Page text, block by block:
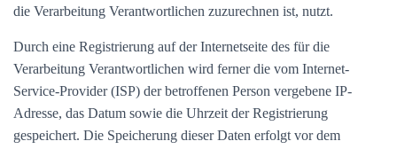
die Verarbeitung Verantwortlichen zuzurechnen ist, nutzt.
Durch eine Registrierung auf der Internetseite des für die
Verarbeitung Verantwortlichen wird ferner die vom Internet-
Service-Provider (ISP) der betroffenen Person vergebene IP-
Adresse, das Datum sowie die Uhrzeit der Registrierung
gespeichert. Die Speicherung dieser Daten erfolgt vor dem